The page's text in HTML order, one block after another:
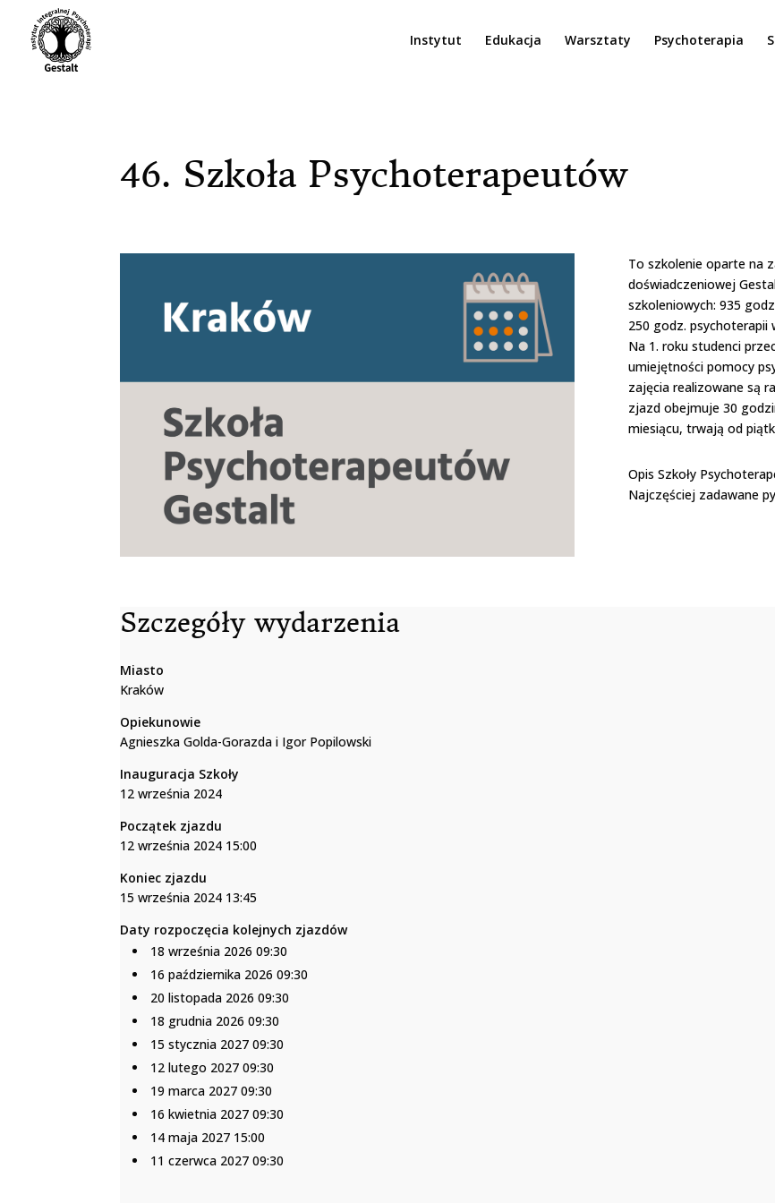
Instytut Edukacja Warsztaty Psychoterapia
46. Szkoła Psychoterapeutów
To szkolenie oparte na
doświadczeniowej
szkoleniowych: 935
250 godz. psychoterapii
Na 1. roku studenci
umiejętności pomocy
zajęcia realizowane są
zjazd obejmuje 30
miesiącu, trwają od
Opis Szkoły
Najczęściej zadawane
Szczegóły wydarzenia
Miasto
Kraków
Opiekunowie
Agnieszka Golda-Gorazda i Igor Popilowski
Inauguracja Szkoły
12 września 2024
Początek zjazdu
12 września 2024 15:00
Koniec zjazdu
15 września 2024 13:45
Daty rozpoczęcia kolejnych zjazdów
18 września 2026 09:30
16 października 2026 09:30
20 listopada 2026 09:30
18 grudnia 2026 09:30
15 stycznia 2027 09:30
12 lutego 2027 09:30
19 marca 2027 09:30
16 kwietnia 2027 09:30
14 maja 2027 15:00
11 czerwca 2027 09:30